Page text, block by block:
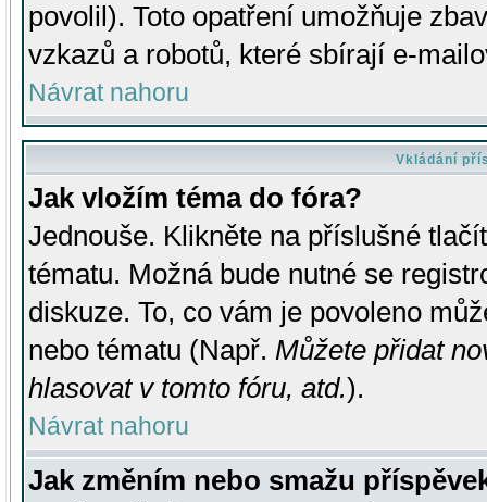
povolil). Toto opatření umožňuje
vzkazů a robotů, které sbírají e-
Návrat nahoru
Vkládání
Jak vložím téma do fóra?
Jednouše. Klikněte na příslušné
tématu. Možná bude nutné se
diskuze. To, co vám je povoleno
nebo tématu (Např. Můžete přidat
hlasovat v tomto fóru, atd.).
Návrat nahoru
Jak změním nebo smažu